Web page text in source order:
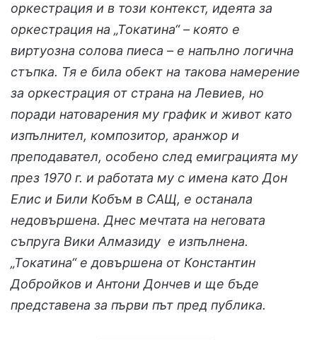
оркестрация и в този контекст, идеята за
оркестрация на „Токатина“ – която е
виртуозна солова пиеса – е напълно логична
стъпка. Тя е била обект на такова намерение
за оркестрация от страна на Левиев, но
поради натоварения му график и живот като
изпълнител, композитор, аранжор и
преподавател, особено след емиграцията му
през 1970 г. и работата му с имена като Дон
Елис и Били Кобъм в САЩ, е останала
недовършена. Днес мечтата на неговата
съпруга Вики Алмазиду е изпълнена.
„Токатина“ е довършена от Константин
Добройков и Антони Дончев и ще бъде
представена за първи път пред публика.